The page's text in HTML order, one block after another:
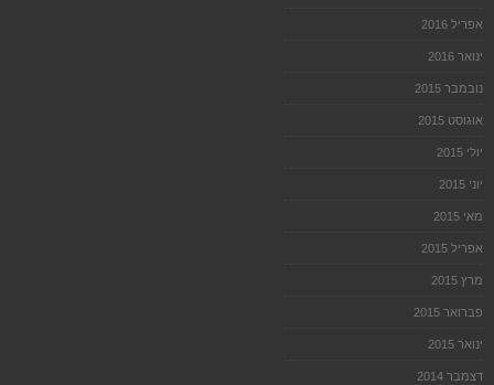
אפריל 2016
ינואר 2016
נובמבר 2015
אוגוסט 2015
יולי 2015
יוני 2015
מאי 2015
אפריל 2015
מרץ 2015
פברואר 2015
ינואר 2015
דצמבר 2014